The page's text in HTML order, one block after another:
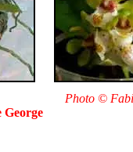
George
Photo ©